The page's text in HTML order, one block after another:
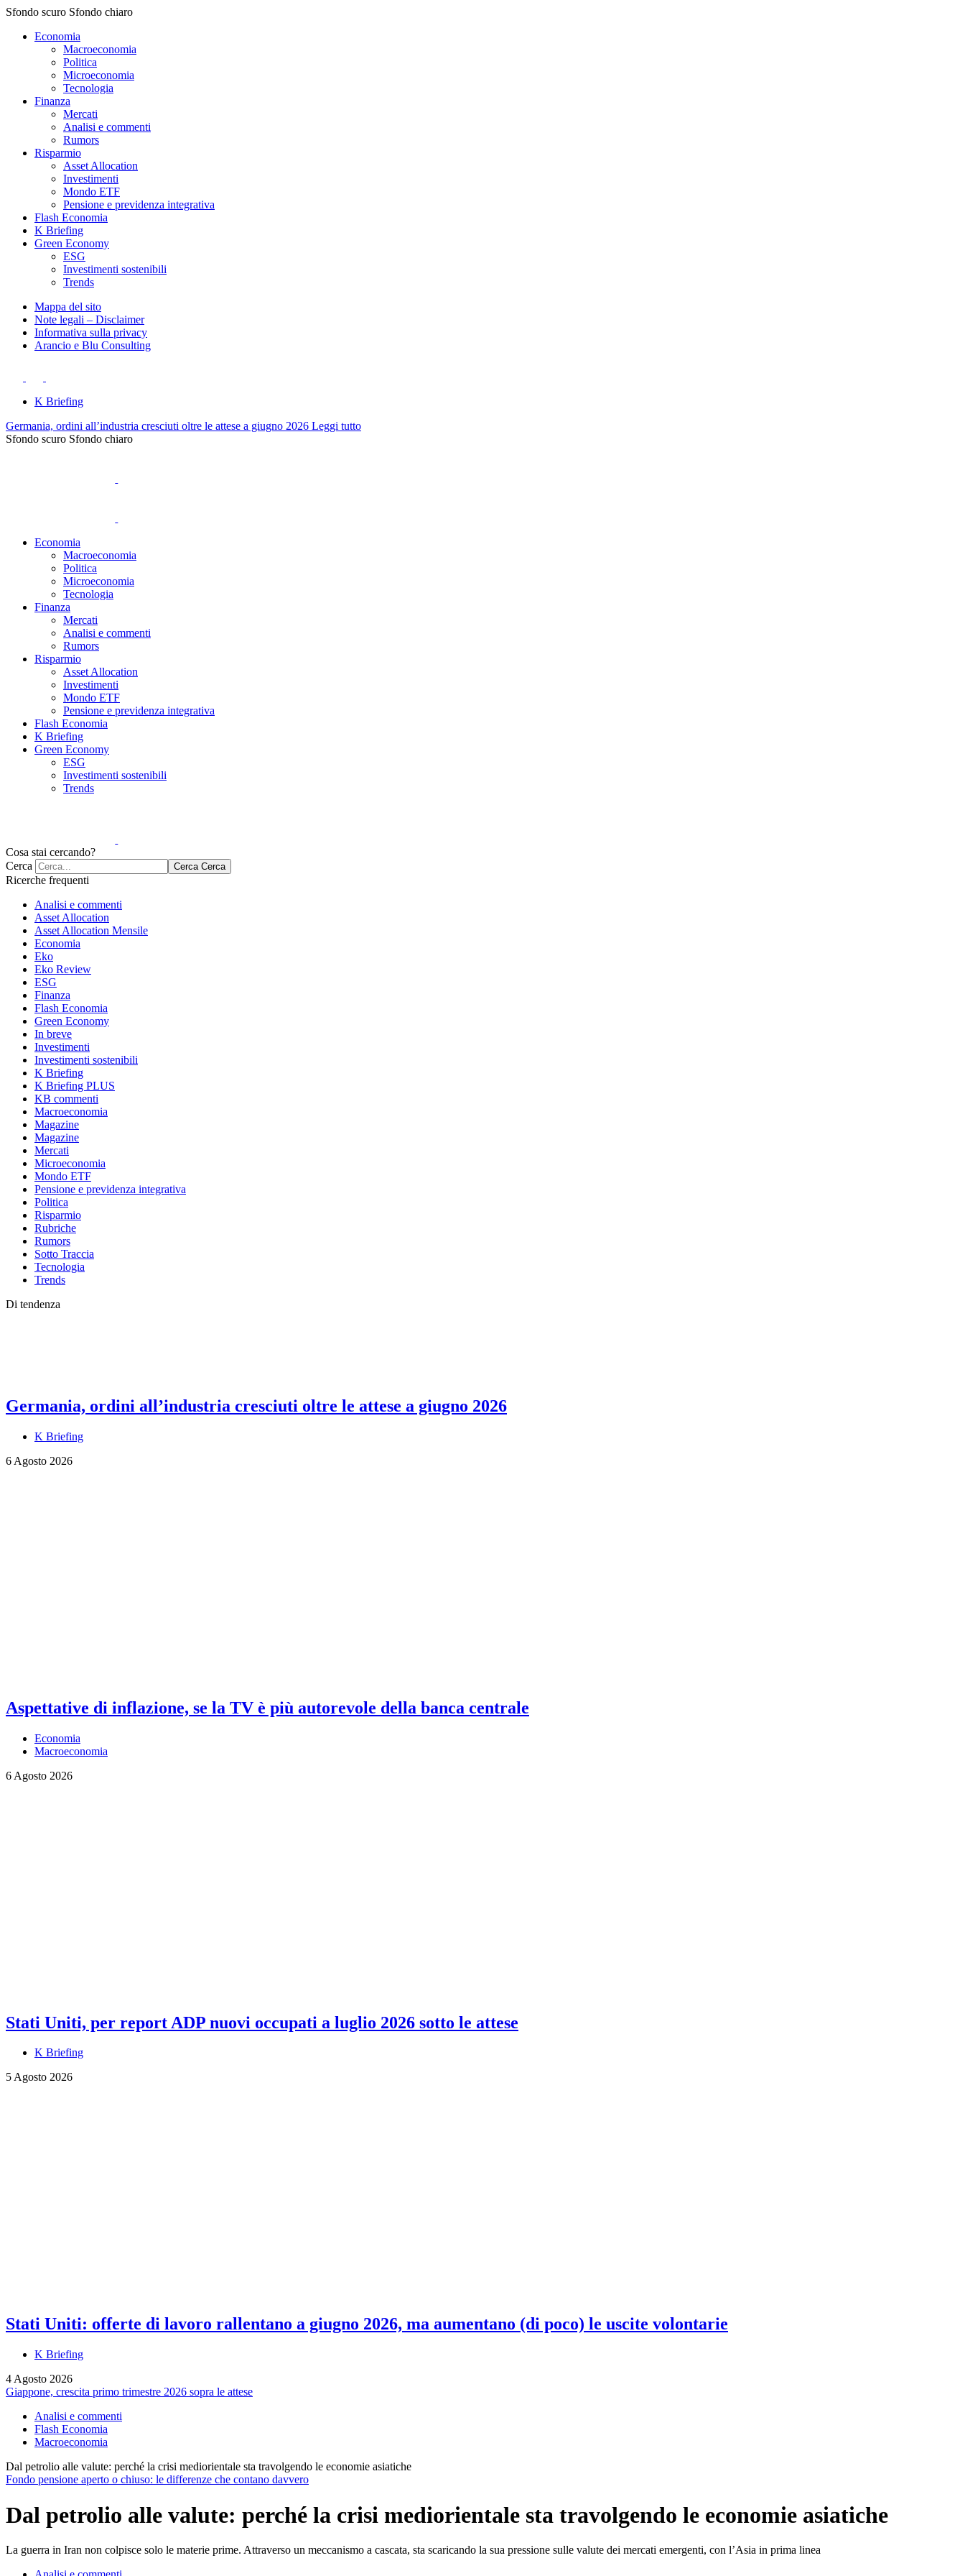
Sfondo scuro Sfondo chiaro
Economia
Macroeconomia
Politica
Microeconomia
Tecnologia
Finanza
Mercati
Analisi e commenti
Rumors
Risparmio
Asset Allocation
Investimenti
Mondo ETF
Pensione e previdenza integrativa
Flash Economia
K Briefing
Green Economy
ESG
Investimenti sostenibili
Trends
Mappa del sito
Note legali – Disclaimer
Informativa sulla privacy
Arancio e Blu Consulting
K Briefing
Germania, ordini all’industria cresciuti oltre le attese a giugno 2026 Leggi tutto
Sfondo scuro Sfondo chiaro
Economia
Macroeconomia
Politica
Microeconomia
Tecnologia
Finanza
Mercati
Analisi e commenti
Rumors
Risparmio
Asset Allocation
Investimenti
Mondo ETF
Pensione e previdenza integrativa
Flash Economia
K Briefing
Green Economy
ESG
Investimenti sostenibili
Trends
Cosa stai cercando?
Cerca
Cerca Cerca
Ricerche frequenti
Analisi e commenti
Asset Allocation
Asset Allocation Mensile
Economia
Eko
Eko Review
ESG
Finanza
Flash Economia
Green Economy
In breve
Investimenti
Investimenti sostenibili
K Briefing
K Briefing PLUS
KB commenti
Macroeconomia
Magazine
Magazine
Mercati
Microeconomia
Mondo ETF
Pensione e previdenza integrativa
Politica
Risparmio
Rubriche
Rumors
Sotto Traccia
Tecnologia
Trends
Di tendenza
Germania, ordini all’industria cresciuti oltre le attese a giugno 2026
K Briefing
6 Agosto 2026
Aspettative di inflazione, se la TV è più autorevole della banca centrale
Economia
Macroeconomia
6 Agosto 2026
Stati Uniti, per report ADP nuovi occupati a luglio 2026 sotto le attese
K Briefing
5 Agosto 2026
Stati Uniti: offerte di lavoro rallentano a giugno 2026, ma aumentano (di poco) le uscite volontarie
K Briefing
4 Agosto 2026
Giappone, crescita primo trimestre 2026 sopra le attese
Analisi e commenti
Flash Economia
Macroeconomia
Dal petrolio alle valute: perché la crisi mediorientale sta travolgendo le economie asiatiche
Fondo pensione aperto o chiuso: le differenze che contano davvero
Dal petrolio alle valute: perché la crisi mediorientale sta travolgendo le economie asiatiche
La guerra in Iran non colpisce solo le materie prime. Attraverso un meccanismo a cascata, sta scaricando la sua pressione sulle valute dei mercati emergenti, con l’Asia in prima linea